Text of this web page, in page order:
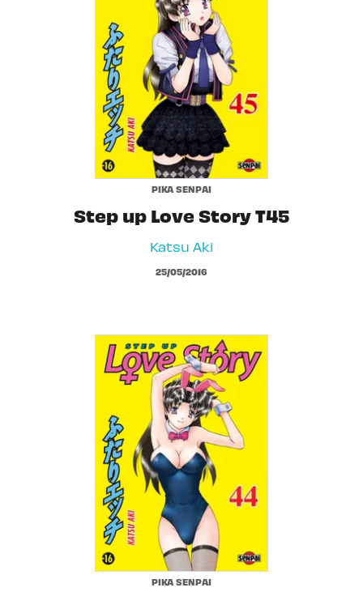
PIKA SENPAI
Step up Love Story T45
Katsu Aki
25/05/2016
PIKA SENPAI